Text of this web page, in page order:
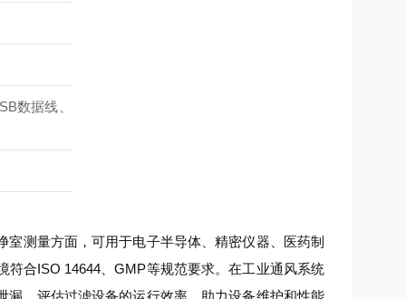
数据线、
测量方面，可用于电子半导体、精密仪器、医药制
合ISO 14644、GMP等规范要求。在工业通风系统
、评估过滤设备的运行效率，助力设备维护和性能